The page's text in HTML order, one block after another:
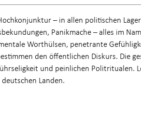
– in allen politischen
Panikmache – alles im
Worthülsen, penetrante
den öffentlichen Diskurs. Die
und peinlichen Politritualen.
Landen.